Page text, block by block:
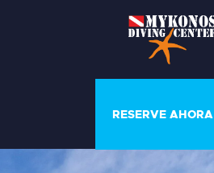
RESERVE AHORA
PROGRAMAS Y
CASA DEL BUZO